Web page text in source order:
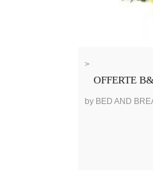
>
OFFERTE
by BED AND